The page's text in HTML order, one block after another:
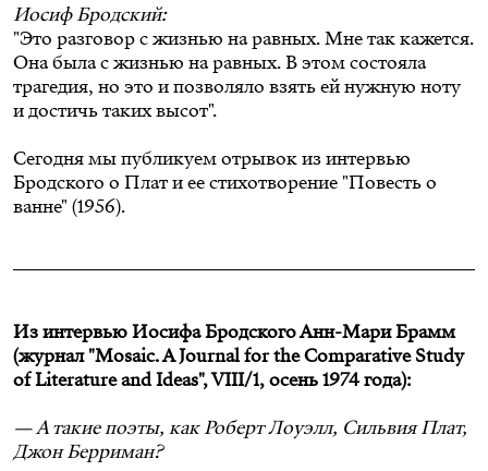
Иосиф Бродский:
"Это разговор с жизнью на равных. Мне так кажется.
Она была с жизнью на равных. В этом состояла
трагедия, но это и позволяло взять ей нужную ноту
и достичь таких высот".
Сегодня мы публикуем отрывок из интервью
Бродского о Плат и ее стихотворение "Повесть о
ванне" (1956).
Из интервью Иосифа Бродского Анн-Мари Брамм
(журнал "Mosaic. A Journal for the Comparative Study
of Literature and Ideas", VIII/1, осень 1974 года):
— А такие поэты, как Роберт Лоуэлл, Сильвия Плат,
Джон Берриман?